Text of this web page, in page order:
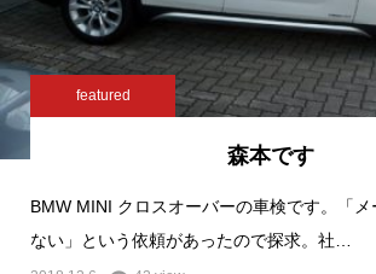
featured
森本です
BMW MINI クロスオーバーの車検です。「
ない」という依頼があったので探求。社…